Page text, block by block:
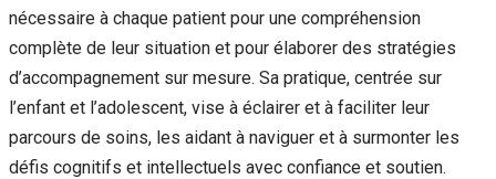
nécessaire à chaque patient pour une compréhension
complète de leur situation et pour élaborer des stratégies
d’accompagnement sur mesure. Sa pratique, centrée sur
l’enfant et l’adolescent, vise à éclairer et à faciliter leur
parcours de soins, les aidant à naviguer et à surmonter les
défis cognitifs et intellectuels avec confiance et soutien.